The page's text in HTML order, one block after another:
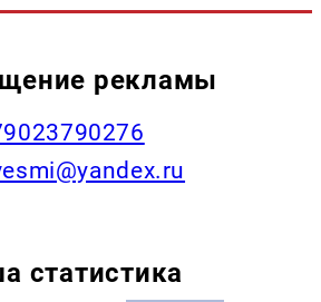
рекламы
статистика